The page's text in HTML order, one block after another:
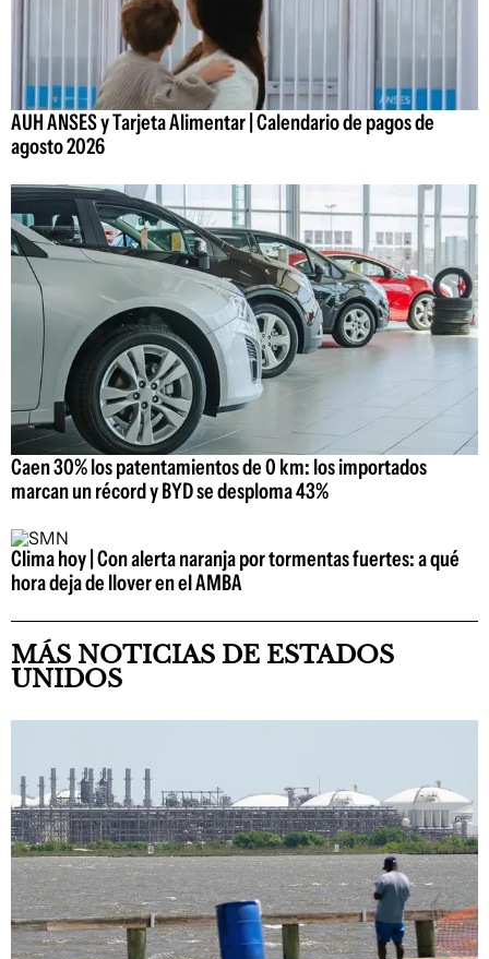
AUH ANSES y Tarjeta Alimentar | Calendario de pagos de
agosto 2026
Caen 30% los patentamientos de 0 km: los importados
marcan un récord y BYD se desploma 43%
Clima hoy | Con alerta naranja por tormentas fuertes: a qué
hora deja de llover en el AMBA
MÁS NOTICIAS DE ESTADOS
UNIDOS